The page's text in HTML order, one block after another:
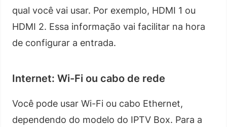
qual você vai usar. Por exemplo, HDMI 1 ou
HDMI 2. Essa informação vai facilitar na hora
de configurar a entrada.
Internet: Wi-Fi ou cabo de rede
Você pode usar Wi-Fi ou cabo Ethernet,
dependendo do modelo do IPTV Box. Para a